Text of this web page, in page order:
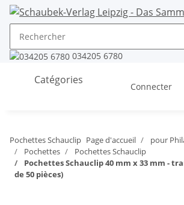
034205 6780
Catégories
Connecter
Pochettes Schauclip Page d'accueil
pour
Pochettes
Pochettes Schauclip
Pochettes Schauclip 40 mm x 33 mm -
de 50 pièces)